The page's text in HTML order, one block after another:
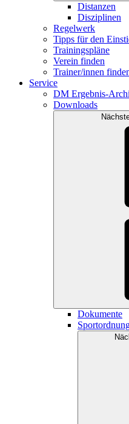
Distanzen
Disziplinen
Regelwerk
Tipps für den
Trainingspläne
Verein finden
Trainer/innen
Service
DM Ergebnis-
Downloads
Dokumente